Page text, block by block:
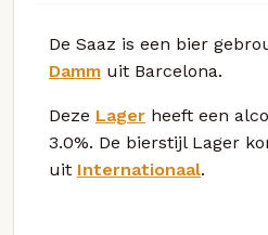
De Saaz is een bier
Damm uit Barcelona.
Deze Lager heeft een
3.0%. De bierstijl Lager
uit Internationaal.